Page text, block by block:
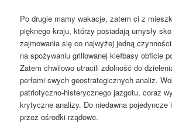
Po drugie mamy wakacje, zatem ci z
pięknego kraju, którzy posiadają umysły
zajmowania się co najwyżej jedną
na spożywaniu grillowanej kiełbasy obficie
Zatem chwilowo utracili zdolność do
perłami swych geostrategicznych analiz.
patriotyczno-histerycznego jazgotu, coraz
krytyczne analizy. Do niedawna pojedyncze
przez ośrodki rządowe.